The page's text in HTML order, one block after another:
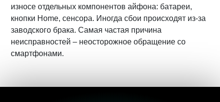
износе отдельных компонентов айфона: батареи,
кнопки Home, сенсора. Иногда сбои происходят из-за
заводского брака. Самая частая причина
неисправностей – неосторожное обращение со
смартфонами.